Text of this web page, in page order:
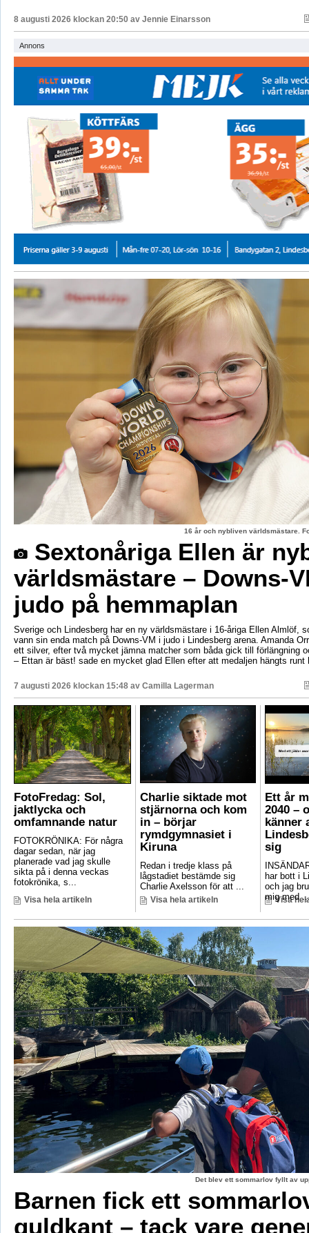
8 augusti 2026 klockan 20:50 av Jennie Einarsson
Annons
16 år och nybliven världsmästare.
Sextonåriga Ellen är
världsmästare – Downs-
judo på hemmaplan
Sverige och Lindesberg har en ny världsmästare i 16-åriga Ellen Almlöf,
vann sin enda match på Downs-VM i judo i Lindesberg arena. Amanda
ett silver, efter två mycket jämna matcher som båda gick till förlängning
– Ettan är bäst! sade en mycket glad Ellen efter att medaljen hängts runt
7 augusti 2026 klockan 15:48 av Camilla Lagerman
FotoFredag: Sol,
jaktlycka och
omfamnande natur
FOTOKRÖNIKA: För några
dagar sedan, när jag
planerade vad jag skulle
sikta på i denna veckas
fotokrönika, s...
Visa hela artikeln
Charlie siktade mot
stjärnorna och kom
in – börjar
rymdgymnasiet i
Kiruna
Redan i tredje klass på
lågstadiet bestämde sig
Charlie Axelsson för att ...
Visa hela artikeln
Ett år
2040 –
känner
sig
har bott i
och jag
mig med
Visa
Det blev ett sommarlov fyllt av
Barnen fick ett
guldkant – tack vare